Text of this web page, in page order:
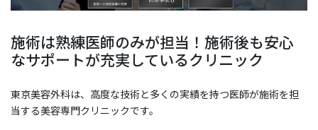
施術は熟練医師のみが担当！施術後も安心
なサポートが充実しているクリニック
東京美容外科は、高度な技術と多くの実績を持つ医師が施術を担
当する美容専門クリニックです。